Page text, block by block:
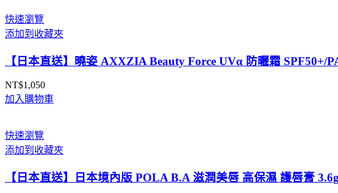
快速瀏覽
添加到收藏夾
【日本直送】曉姿 AXXZIA Beauty Force UVα 防曬霜 SPF50+/
NT$1,050
加入購物車
快速瀏覽
添加到收藏夾
【日本直送】日本境內版 POLA B.A 滋潤美唇 高保濕 護唇膏